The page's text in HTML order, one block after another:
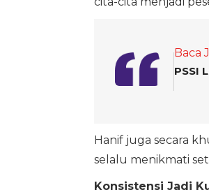
Baca
PSSI
Hanif juga secara
selalu menikmati
Konsistensi Jadi